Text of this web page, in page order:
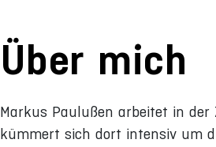
Über mich
Markus Paulußen arbeitet in
kümmert sich dort intensiv um